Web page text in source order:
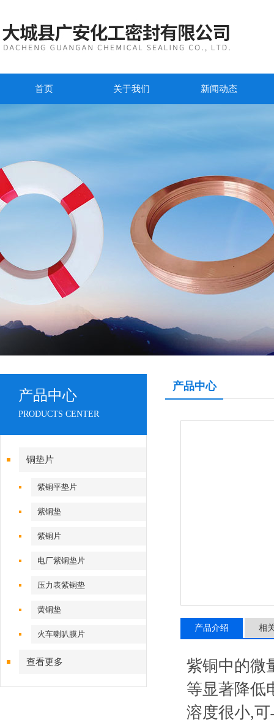
首页 关于我们 新闻动态
产品中心
PRODUCTS CENTER
铜垫片
紫铜平垫片
紫铜垫
紫铜片
电厂紫铜垫片
压力表紫铜垫
黄铜垫
火车喇叭膜片
查看更多
产品中心
产品介绍 相
紫铜中的微
等显著降低
溶度很小,